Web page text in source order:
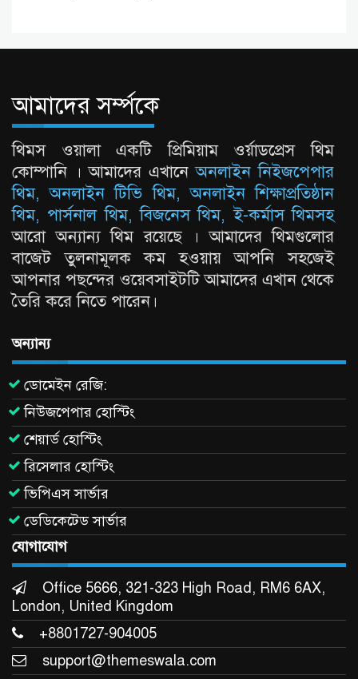
আমাদের সর্ম্পকে
থিমস ওয়ালা একটি প্রিমিয়াম ওর্য়াডপ্রেস থিম
কোম্পানি । আমাদের এখানেঅনলাইন নিইজপেপার
থিম, অনলাইন টিভি থিম, অনলাইন শিক্ষাপ্রতিষ্ঠান
থিম, পার্সনাল থিম, বিজনেস থিম, ই-কর্মাস থিমসহ
আরো অন্যান্য থিম রয়েছে । আমাদের থিমগুলোর
বাজেট তুলনামূলক কম হওয়ায় আপনি সহজেই
আপনার পছন্দের ওয়েবসাইটটি আমাদের এখান থেকে
তৈরি করে নিতে পারেন।
অন্যান্য
ডোমেইন রেজি:
নিউজপেপার হোস্টিং
শেয়ার্ড হোস্টিং
রিসেলার হোস্টিং
ভিপিএস সার্ভার
ডেডিকেটেড সার্ভার
যোগাযোগ
Office 5666, 321-323 High Road, RM6 6AX,
London, United Kingdom
+8801727-904005
support@themeswala.com